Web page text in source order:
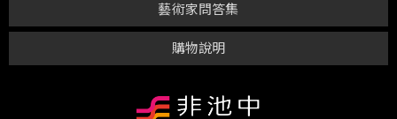
購物說明
藝術家問答集